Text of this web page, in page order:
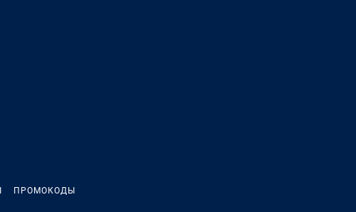
ПРОМОКОДЫ